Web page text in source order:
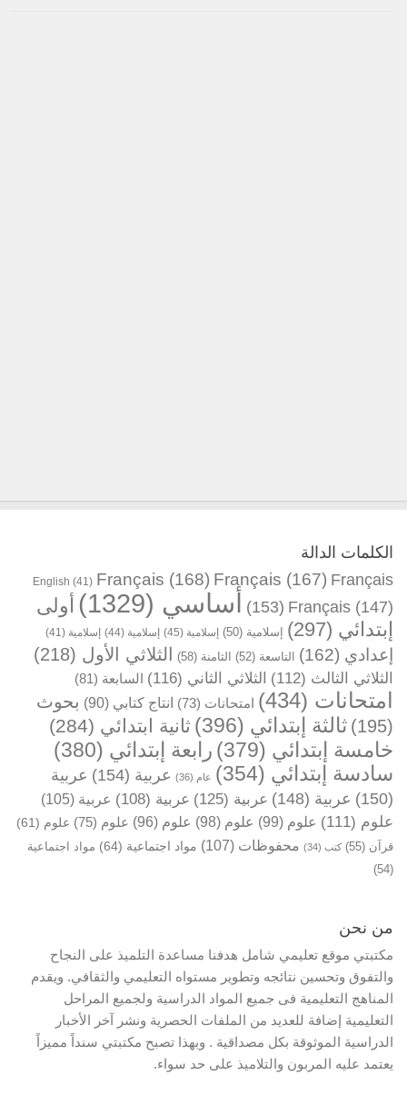
الكلمات الدالة
English (41) Français (168) Français (167) Français
(153) Français (147) أساسي (1329)
أولى
إبتدائي (297) إسلامية (50) إسلامية (45) إسلامية (44) إسلامية (41)
إعدادي (162) التاسعة (52) الثامنة (58) الثلاثي الأول (218)
الثلاثي الثالث (112) الثلاثي الثاني (116) السابعة (81)
امتحانات (434) امتحانات (73) انتاج كتابي (90)
بحوث
(195)
ثالثة إبتدائي (396) ثانية ابتدائي (284)
خامسة إبتدائي (379) رابعة إبتدائي (380)
سادسة إبتدائي (354) عام (36) عربية (154)
عربية
(150)
عربية (148) عربية (125) عربية (108) عربية (105)
علوم (111) علوم (99) علوم (98) علوم (96) علوم (75) علوم (61)
قرآن (55) كتب (34) محفوظات (107) مواد اجتماعية (64)
مواد اجتماعية
(54)
من نحن
مكتبتي موقع تعليمي شامل هدفنا مساعدة التلميذ على النجاح
والتفوق وتحسين نتائجه وتطوير مستواه التعليمي والثقافي. ويقدم
المناهج التعليمية فى جميع المواد الدراسية ولجميع المراحل
التعليمية إضافة للعديد من الملفات الحصرية ونشر آخر الأخبار
الدراسية الموثوقة بكل مصداقية . وبهذا تصبح مكتبتي سنداً مميزاً
يعتمد عليه المربون والتلاميذ على حد سواء.